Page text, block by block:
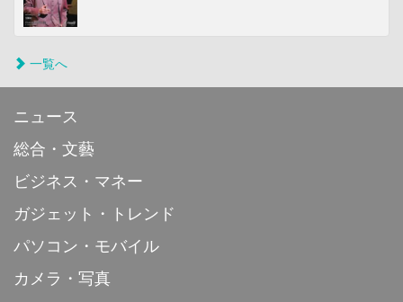
一覧へ
ニュース
総合・文藝
ビジネス・マネー
ガジェット・トレンド
パソコン・モバイル
カメラ・写真